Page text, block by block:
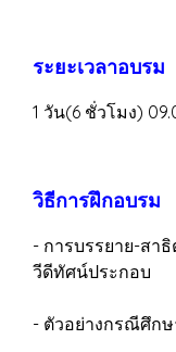
ระยะเวลาอบรม
1 วัน(6 ชั่วโมง)
วิธีการฝึกอบรม
- การบรรยาย-สา
วีดีทัศน์ประกอบ
- ตัวอย่างกรณีศึก